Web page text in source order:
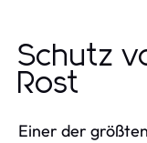
Schutz
Rost
Einer der